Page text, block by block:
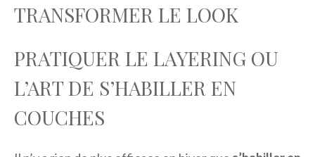
TRANSFORMER LE LOOK
PRATIQUER LE LAYERING OU
L’ART DE S’HABILLER EN
COUCHES